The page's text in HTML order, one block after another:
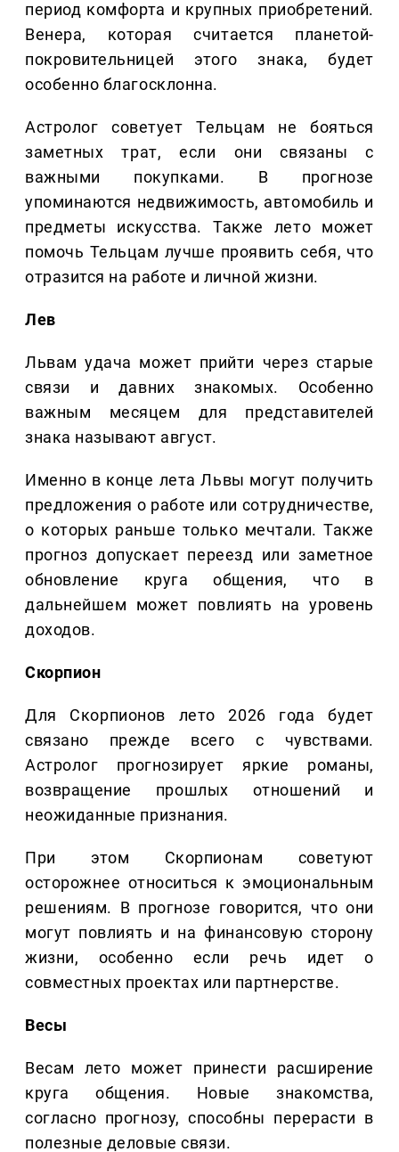
период комфорта и крупных приобретений.
Венера, которая считается планетой-
покровительницей этого знака, будет
особенно благосклонна.
Астролог советует Тельцам не бояться
заметных трат, если они связаны с
важными покупками. В прогнозе
упоминаются недвижимость, автомобиль и
предметы искусства. Также лето может
помочь Тельцам лучше проявить себя, что
отразится на работе и личной жизни.
Лев
Львам удача может прийти через старые
связи и давних знакомых. Особенно
важным месяцем для представителей
знака называют август.
Именно в конце лета Львы могут получить
предложения о работе или сотрудничестве,
о которых раньше только мечтали. Также
прогноз допускает переезд или заметное
обновление круга общения, что в
дальнейшем может повлиять на уровень
доходов.
Скорпион
Для Скорпионов лето 2026 года будет
связано прежде всего с чувствами.
Астролог прогнозирует яркие романы,
возвращение прошлых отношений и
неожиданные признания.
При этом Скорпионам советуют
осторожнее относиться к эмоциональным
решениям. В прогнозе говорится, что они
могут повлиять и на финансовую сторону
жизни, особенно если речь идет о
совместных проектах или партнерстве.
Весы
Весам лето может принести расширение
круга общения. Новые знакомства,
согласно прогнозу, способны перерасти в
полезные деловые связи.